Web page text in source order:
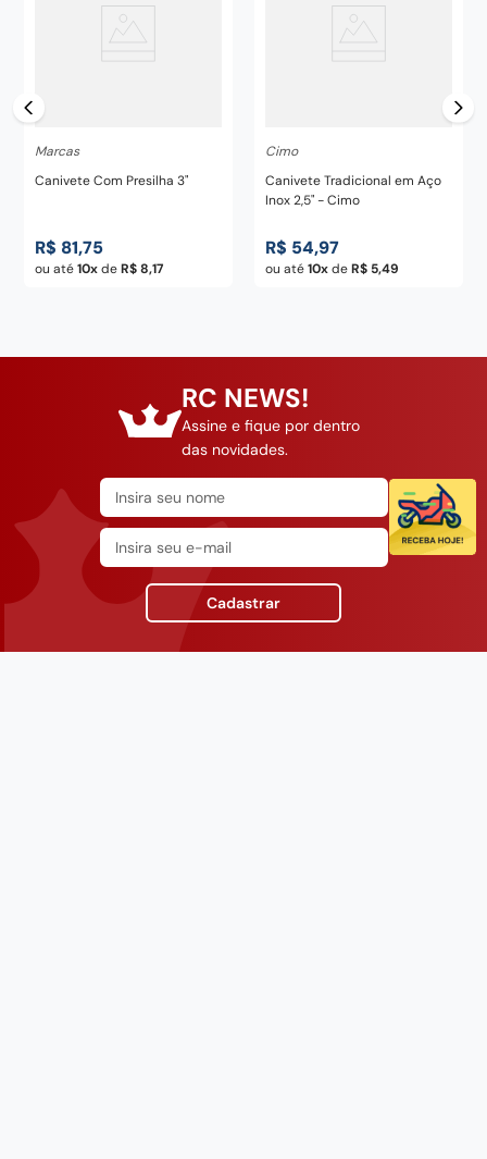
Marcas
Canivete Com Presilha 3"
R$ 81,75
ou até10 deR$8,17
Cimo
Canivete Tradicional em Aço
Inox 2,5" - Cimo
R$ 54,97
ou até10 deR$ 5,49
RC NEWS!
Assine e fique por dentro
das novidades.
Cadastrar